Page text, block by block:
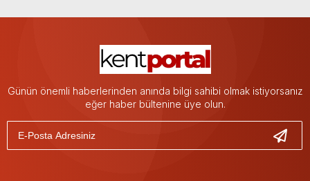
Günün önemli haberlerinden anında bilgi sahibi olmak istiyorsanız
eğer haber bültenine üye olun.